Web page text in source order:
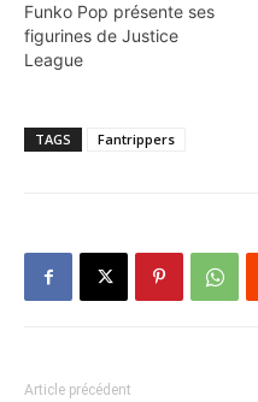
Funko Pop présente ses
figurines de Justice
League
TAGS Fantrippers
Article précédent